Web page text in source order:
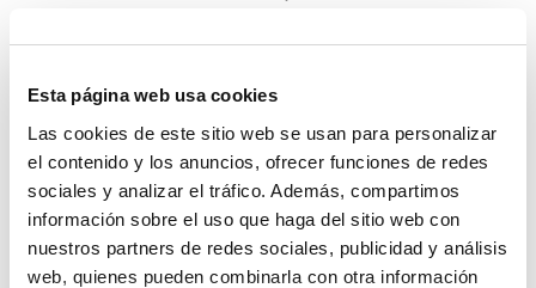
Esta página web usa cookies
Las cookies de este sitio web se usan para personalizar
el contenido y los anuncios, ofrecer funciones de redes
sociales y analizar el tráfico. Además, compartimos
información sobre el uso que haga del sitio web con
nuestros partners de redes sociales, publicidad y análisis
web, quienes pueden combinarla con otra información
desarrolladoFutura SDK, una solución autónoma
para la detección y aviso de vehículos “kamikazes”.
Este sistema de detección alerta al conductor de
que está circulando por una dirección contraria a la
permitida, sea cual sea el motivo de su
equivocación;